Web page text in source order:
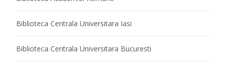
Biblioteca Centrala Universitara Iasi
Biblioteca Centrala Universitara Bucuresti